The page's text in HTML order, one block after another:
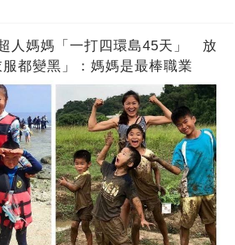
人媽媽「一打四環島45天」 放
都變黑」：媽媽是最棒職業